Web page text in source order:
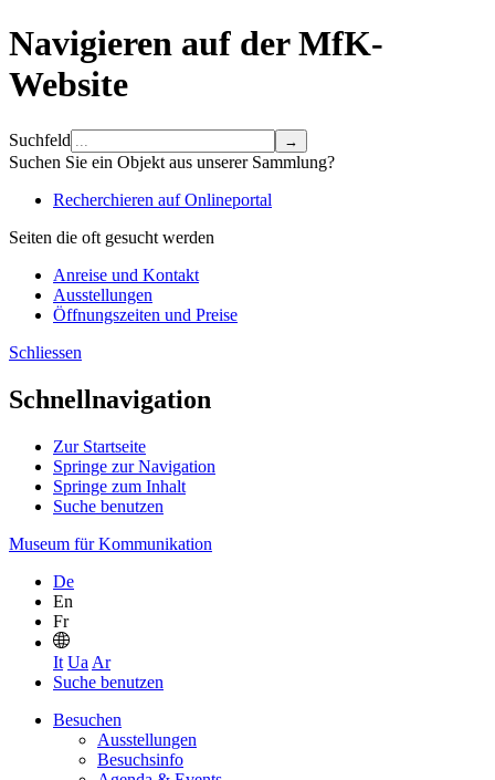
Navigieren auf der MfK-
Website
Suchfeld
Suchen Sie ein Objekt aus unserer Sammlung?
Recherchieren auf Onlineportal
Seiten die oft gesucht werden
Anreise und Kontakt
Ausstellungen
Öffnungszeiten und Preise
Schliessen
Schnellnavigation
Zur Startseite
Springe zur Navigation
Springe zum Inhalt
Suche benutzen
Museum für Kommunikation
De
En
Fr
It Ua Ar
Suche benutzen
Besuchen
Ausstellungen
Besuchsinfo